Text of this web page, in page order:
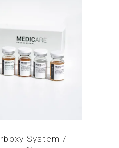
в 1 клік
System /